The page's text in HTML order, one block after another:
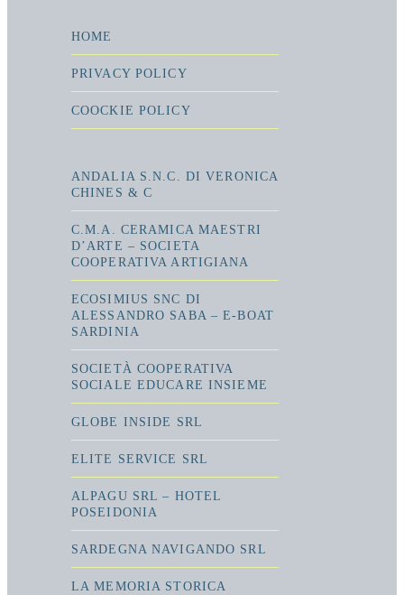
HOME
PRIVACY POLICY
COOCKIE POLICY
ANDALIA S.N.C. DI VERONICA
CHINES & C
C.M.A. CERAMICA MAESTRI
D’ARTE – SOCIETA
COOPERATIVA ARTIGIANA
ECOSIMIUS SNC DI
ALESSANDRO SABA – E-BOAT
SARDINIA
SOCIETÀ COOPERATIVA
SOCIALE EDUCARE INSIEME
GLOBE INSIDE SRL
ELITE SERVICE SRL
ALPAGU SRL – HOTEL
POSEIDONIA
SARDEGNA NAVIGANDO SRL
LA MEMORIA STORICA